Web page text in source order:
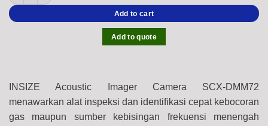
Add to cart
Add to quote
INSIZE Acoustic Imager Camera SCX-DMM72
menawarkan alat inspeksi dan identifikasi cepat kebocoran
gas maupun sumber kebisingan frekuensi menengah